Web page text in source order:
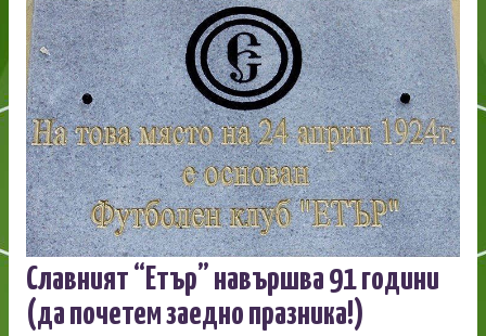
Славният “Етър” навършва 91 години
(да почетем заедно празника!)